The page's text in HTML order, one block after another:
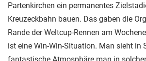
Partenkirchen ein permanentes
Kreuzeckbahn bauen. Das gaben die
Rande der Weltcup-Rennen am
ist eine Win-Win-Situation. Man sieht in